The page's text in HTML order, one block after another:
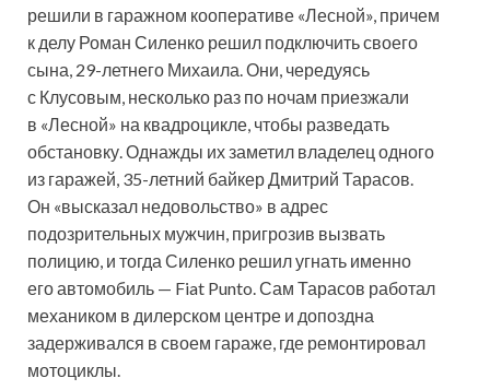
решили в гаражном кооперативе «Лесной», причем
к делу Роман Силенко решил подключить своего
сына, 29-летнего Михаила. Они, чередуясь
с Клусовым, несколько раз по ночам приезжали
в «Лесной» на квадроцикле, чтобы разведать
обстановку. Однажды их заметил владелец одного
из гаражей, 35-летний байкер Дмитрий Тарасов.
Он «высказал недовольство» в адрес
подозрительных мужчин, пригрозив вызвать
полицию, и тогда Силенко решил угнать именно
его автомобиль — Fiat Punto. Сам Тарасов работал
механиком в дилерском центре и допоздна
задерживался в своем гараже, где ремонтировал
мотоциклы.